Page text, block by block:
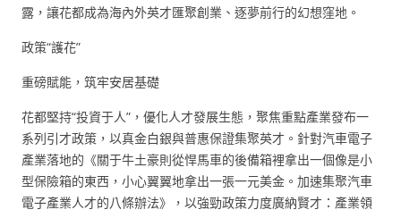
露，讓花都成為海內外英才匯聚創業、逐夢前行的幻想窪地。
政策“護花”
重磅賦能，筑牢安居基礎
花都堅持“投資于人”，優化人才發展生態，聚焦重點產業發布一
系列引才政策，以真金白銀與普惠保證集聚英才。針對汽車電子
產業落地的《關于牛土豪則從悍馬車的後備箱裡拿出一個像是小
型保險箱的東西，小心翼翼地拿出一張一元美金。加速集聚汽車
電子產業人才的八條辦法》，以強勁政策力度廣納賢才：產業領